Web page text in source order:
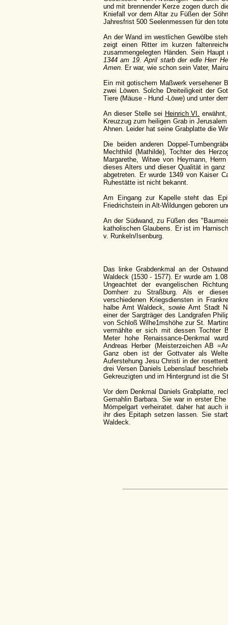
und mit brennender Kerze zogen durch
Kniefall vor dem Altar zu Füßen der
Jahresfrist 500 Seelenmessen für den
An der Wand im westlichen Gewölbe
zeigt einen Ritter im kurzen
zusammengelegten Händen. Sein
1344 am 19. April starb der edle Herr
Amen. Er war, wie schon sein Vater,
Ein mit gotischem Maßwerk versehener
zwei Löwen. Solche Dreiteiligkeit der
Tiere (Mäuse - Hund -Löwe) und unter
An dieser Stelle sei Heinrich VI.
Kreuzzug zum heiligen Grab in
Ahnen. Leider hat seine Grabplatte die
Die beiden anderen Doppel-
Mechthild (Mathilde), Tochter des
Margarethe, Witwe von Heymann,
dieses Alters und dieser Qualität in
abgetreten. Er wurde 1349 von Kaiser
Ruhestätte ist nicht bekannt.
Am Eingang zur Kapelle steht das
Friedrichstein in Alt-Wildungen geboren
An der Südwand, zu Füßen des
katholischen Glaubens. Er ist im
v. Runkeln/Isenburg.
Das linke Grabdenkmal an der
Waldeck (1530 - 1577). Er wurde am
Ungeachtet der evangelischen
Domherr zu Straßburg. Als er
verschiedenen Kriegsdiensten in
halbe Amt Waldeck, sowie Amt Stadt
einer der Sargträger des Landgrafen
von Schloß Wilhe1mshöhe zur St.
vermählte er sich mit dessen Tochter
Meter hohe Renaissance-Denkmal
Andreas Herber (Meisterzeichen AB
Ganz oben ist der Gottvater als
Auferstehung Jesu Christi in der
drei Versen Daniels Lebenslauf
Gekreuzigten und im Hintergrund ist die
Vor dem Denkmal Daniels Grabplatte,
Gemahlin Barbara. Sie war in erster
Mömpelgart verheiratet. daher hat
ihr dies Epitaph setzen lassen. Sie
Waldeck.